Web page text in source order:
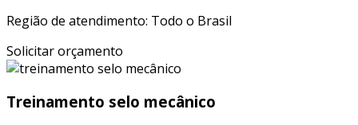
Região de atendimento: Todo o Brasil
Solicitar orçamento
Treinamento selo mecânico